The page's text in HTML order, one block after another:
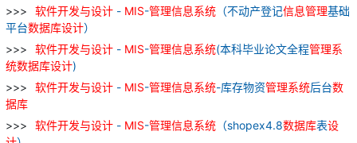
软件开发与设计 - MIS-管理信息系统 （不动产登记信息管理基础
平台数据库设计）
软件开发与设计 - MIS-管理信息系统(本科毕业论文全程管理系
统数据库设计)
软件开发与设计 - MIS-管理信息系统-库存物资管理系统后台数
据库
软件开发与设计 - MIS-管理信息系统 （shopex4.8数据库表设